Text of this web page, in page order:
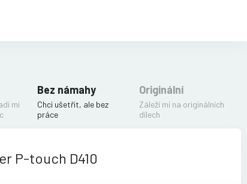
mi
Bez námahy
Chci ušetřit, ale bez
práce
Originální
Záleží mi na originálních
dílech
P-touch D410